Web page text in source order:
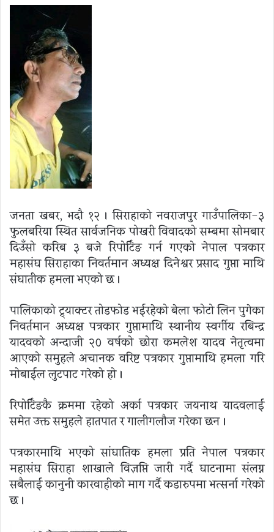
जनता खबर, भदौ १२ । सिराहाको नवराजपुर गाउँपालिका-३
फुलबरिया स्थित सार्वजनिक पोखरी विवादको सम्बन्धमा सोमबार
दिउँसो करिब ३ बजे रिपोर्टिङ गर्न गएको नेपाल पत्रकार
महासंघ सिराहाका निवर्तमान अध्यक्ष दिनेश्वर प्रसाद गुप्ता माथि
संघातीक हमला भएको छ ।
पालिकाको ट्र्याक्टर तोडफोड भईरहेको बेला फोटो लिन पुगेका
निवर्तमान अध्यक्ष पत्रकार गुप्तामाथि स्थानीय स्वर्गीय रबिन्द्र
यादवको अन्दाजी २० वर्षको छोरा कमलेश यादव नेतृत्वमा
आएको समुहले अचानक वरिष्ट पत्रकार गुप्तामाथि हमला गरि
मोबाईल लुटपाट गरेको हो ।
रिपोर्टिङकै क्रममा रहेको अर्का पत्रकार जयनाथ यादवलाई
समेत उक्त समुहले हातपात र गालीगलौज गरेका छन ।
पत्रकारमाथि भएको सांघातिक हमला प्रति नेपाल पत्रकार
महासंघ सिराहा शाखाले विज्ञप्ति जारी गर्दै घाटनामा संलग्न
सबैलाई कानुनी कारवाहीको माग गर्दै कडारुपमा भत्सर्ना गरेको
छ ।